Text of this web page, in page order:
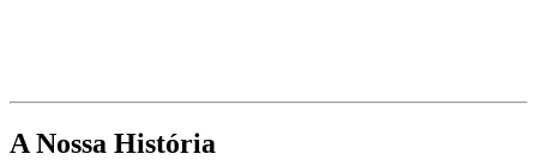
A Nossa História